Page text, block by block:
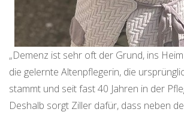
„Demenz ist sehr oft der Grund, ins
die gelernte Altenpflegerin, die
stammt und seit fast 40 Jahren in der
Deshalb sorgt Ziller dafür, dass neben